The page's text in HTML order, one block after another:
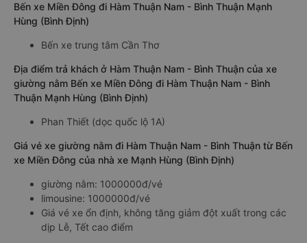
Bến xe Miền Đông đi Hàm Thuận Nam - Bình Thuận Mạnh
Hùng (Bình Định)
Bến xe trung tâm Cần Thơ
Địa điểm trả khách ở Hàm Thuận Nam - Bình Thuận của xe
giường nằm Bến xe Miền Đông đi Hàm Thuận Nam - Bình
Thuận Mạnh Hùng (Bình Định)
Phan Thiết (dọc quốc lộ 1A)
Giá vé xe giường nằm đi Hàm Thuận Nam - Bình Thuận từ Bến
xe Miền Đông của nhà xe Mạnh Hùng (Bình Định)
giường nằm: 1000000đ/vé
limousine: 1000000đ/vé
Giá vé xe ổn định, không tăng giảm đột xuất trong các
dịp Lễ, Tết cao điểm